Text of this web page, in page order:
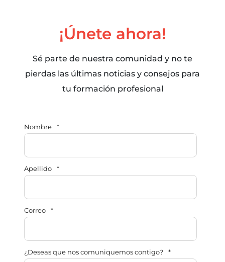
¡Únete ahora!
Sé parte de nuestra comunidad y no te
pierdas las últimas noticias y consejos para
tu formación profesional
Nombre *
Apellido *
Correo *
¿Deseas que nos comuniquemos contigo? *